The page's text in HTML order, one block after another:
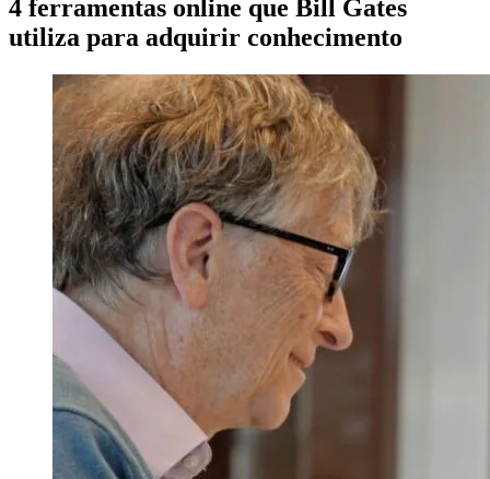
4 ferramentas online que Bill Gates
utiliza para adquirir conhecimento